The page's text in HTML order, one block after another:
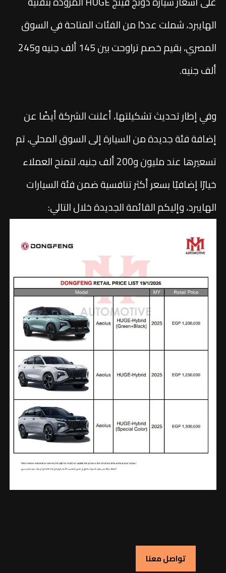
الهايبرد، شملت عددًا من الفئات المتاحة في السوق
المصري، بقيم خصم تراوحت بين 145 ألف جنيه و245
ألف جنيه.
وفي إطار تحديث تشكيلتها، أعلنت الشركة أيضًا عن
إضافة فئة جديدة من السيارة إلى السوق المحلي، تم
تسعيرها عند مليون و200 ألف جنيه، لتمنح العملاء
خيارًا إضافيًا بسعر أكثر تنافسية ضمن فئة السيارات
الهايبرد، وإليكم القائمة الجديدة خلال التالي:
تواصل معنا